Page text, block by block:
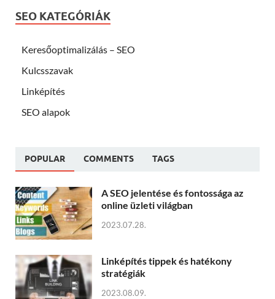
SEO KATEGÓRIÁK
Keresőoptimalizálás – SEO
Kulcsszavak
Linképítés
SEO alapok
POPULAR COMMENTS TAGS
A SEO jelentése és fontossága az
online üzleti világban
2023.07.28.
Linképítés tippek és hatékony
stratégiák
2023.08.09.